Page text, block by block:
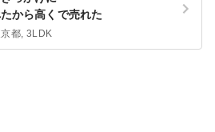
から高くで売れた
都, 3LDK